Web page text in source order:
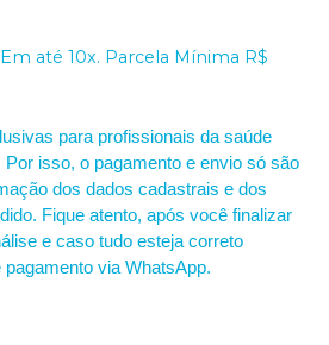
Em até 10x. Parcela Mínima R$
para profissionais da saúde
isso, o pagamento e envio só são
dos dados cadastrais e dos
Fique atento, após você finalizar
e caso tudo esteja correto
via WhatsApp.